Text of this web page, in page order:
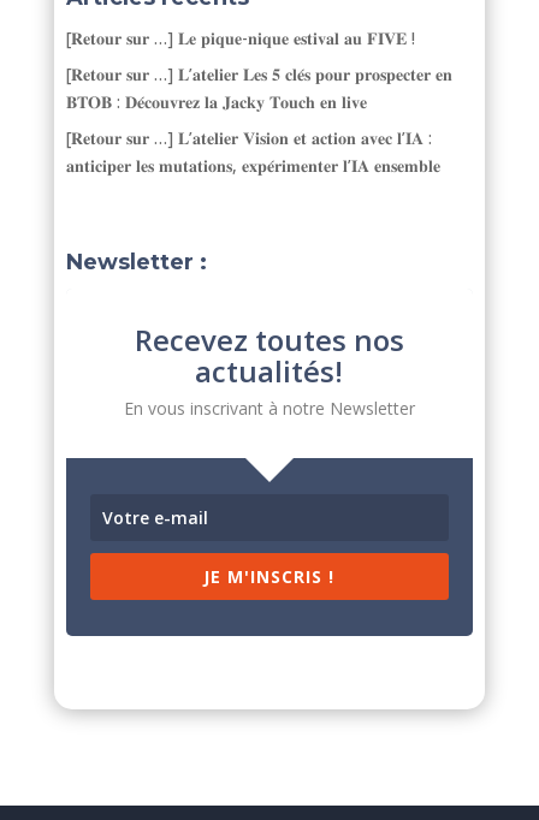
[𝐑𝐞𝐭𝐨𝐮𝐫 𝐬𝐮𝐫 …] 𝐋𝐞 𝐩𝐢𝐪𝐮𝐞-𝐧𝐢𝐪𝐮𝐞 𝐞𝐬𝐭𝐢𝐯𝐚𝐥 𝐚𝐮 𝐅𝐈𝐕𝐄 !
[𝐑𝐞𝐭𝐨𝐮𝐫 𝐬𝐮𝐫 …] 𝐋’𝐚𝐭𝐞𝐥𝐢𝐞𝐫 𝐋𝐞𝐬 𝟓 𝐜𝐥𝐞́𝐬 𝐩𝐨𝐮𝐫 𝐩𝐫𝐨𝐬𝐩𝐞𝐜𝐭𝐞𝐫 𝐞𝐧
𝐁𝐓𝐎𝐁 : 𝐃𝐞́𝐜𝐨𝐮𝐯𝐫𝐞𝐳 𝐥𝐚 𝐉𝐚𝐜𝐤𝐲 𝐓𝐨𝐮𝐜𝐡 𝐞𝐧 𝐥𝐢𝐯𝐞
[𝐑𝐞𝐭𝐨𝐮𝐫 𝐬𝐮𝐫 …] 𝐋’𝐚𝐭𝐞𝐥𝐢𝐞𝐫 𝐕𝐢𝐬𝐢𝐨𝐧 𝐞𝐭 𝐚𝐜𝐭𝐢𝐨𝐧 𝐚𝐯𝐞𝐜 𝐥’𝐈𝐀 :
𝐚𝐧𝐭𝐢𝐜𝐢𝐩𝐞𝐫 𝐥𝐞𝐬 𝐦𝐮𝐭𝐚𝐭𝐢𝐨𝐧𝐬, 𝐞𝐱𝐩𝐞́𝐫𝐢𝐦𝐞𝐧𝐭𝐞𝐫 𝐥’𝐈𝐀 𝐞𝐧𝐬𝐞𝐦𝐛𝐥𝐞
Newsletter :
Recevez toutes nos
actualités!
En vous inscrivant à notre Newsletter
JE M'INSCRIS !